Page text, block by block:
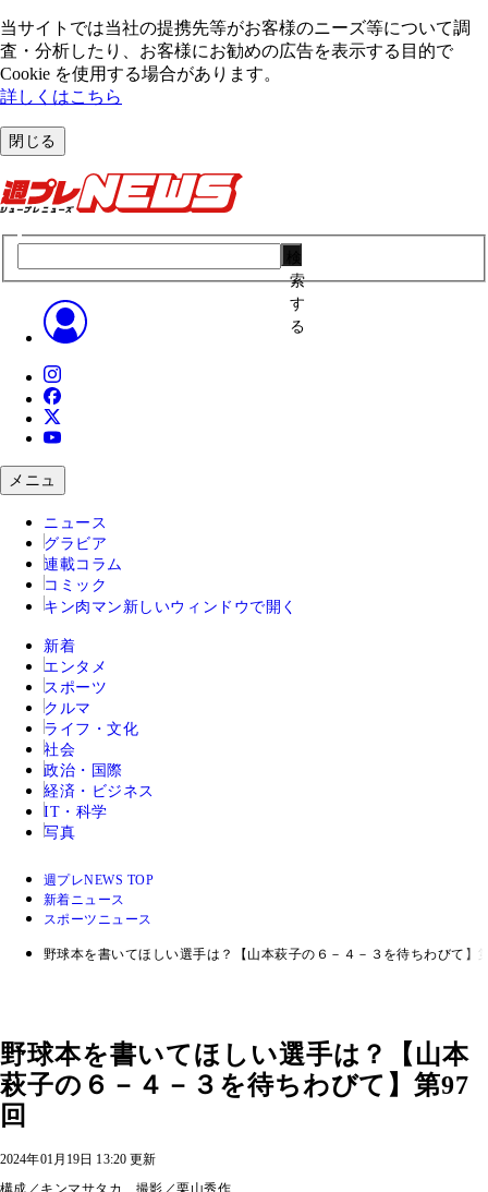
当サイトでは当社の提携先等がお客様のニーズ等について調
査・分析したり、お客様にお勧めの広告を表⽰する⽬的で
Cookie を使⽤する場合があります。
詳しくはこちら
閉じる
索
す
る
メニュ
ニュース
グラビア
連載コラム
コミック
キン肉マン 新しいウィンドウで開く
新着
エンタメ
スポーツ
クルマ
ライフ・文化
社会
政治・国際
経済・ビジネス
IT・科学
写真
週プレNEWS TOP
新着ニュース
スポーツニュース
野球本を書いてほしい選手は？【山本萩子の６－４－３を待ちわびて】
野球本を書いてほしい選手は？【山本
萩子の６－４－３を待ちわびて】第97
回
2024年01月19日 13:20 更新
構成／キンマサタカ 撮影／栗山秀作